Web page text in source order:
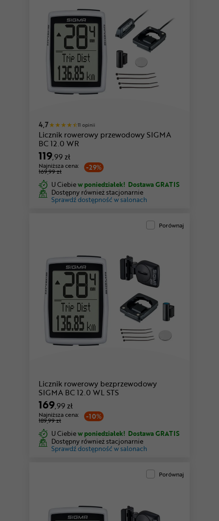
4,7 11 opinii
Licznik rowerowy przewodowy SIGMA
BC 12.0 WR
119,99 zł
-29%
Najniższa cena:
169,99 zł
U Ciebiew poniedziałek! Dostawa GRATIS
Dostępny również stacjonarnie
Sprawdź dostępność w salonach
Porównaj
Licznik rowerowy bezprzewodowy
SIGMA BC 12.0 WL STS
169,99 zł
-10%
Najniższa cena:
189,99 zł
U Ciebiew poniedziałek! Dostawa GRATIS
Dostępny również stacjonarnie
Sprawdź dostępność w salonach
Porównaj